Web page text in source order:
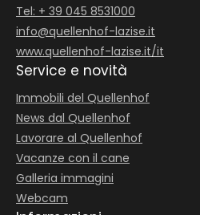
Tel: + 39 045 8531000
info@quellenhof-lazise.it
www.quellenhof-lazise.it/it
Service e novità
Immobili del Quellenhof
News dal Quellenhof
Lavorare al Quellenhof
Vacanze con il cane
Galleria immagini
Webcam